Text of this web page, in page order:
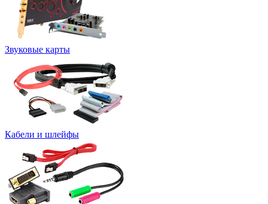
Звуковые карты
Кабели и шлейфы